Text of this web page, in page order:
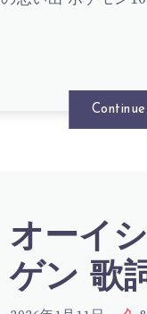
オーイ
ゲン 歌